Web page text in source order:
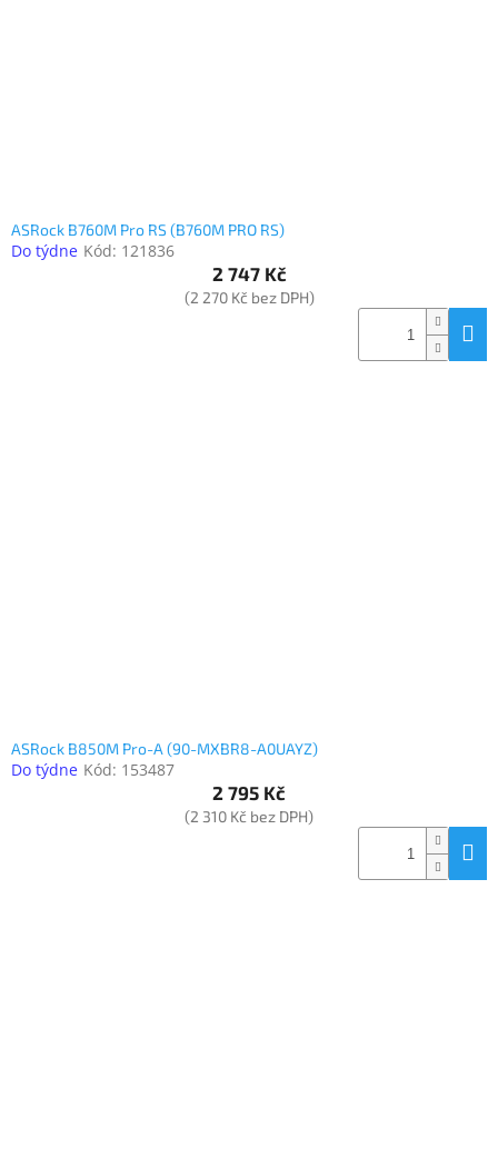
ASRock B760M Pro RS (B760M PRO RS)
Do týdne Kód: 121836
2 747 Kč
(2 270 Kč bez DPH)
ASRock B850M Pro-A (90-MXBR8-A0UAYZ)
Do týdne Kód: 153487
2 795 Kč
(2 310 Kč bez DPH)